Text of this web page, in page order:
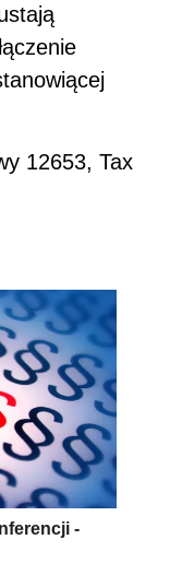
12653, Tax
-